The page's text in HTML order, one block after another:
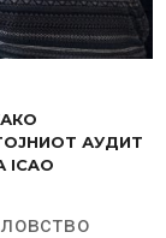
АУДИТ